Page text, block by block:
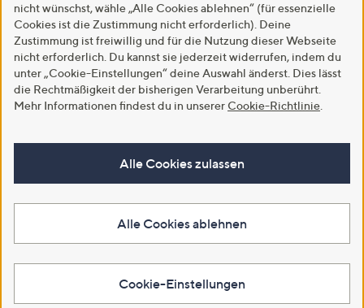
nicht wünschst, wähle „Alle Cookies ablehnen“ (für essenzielle
Cookies ist die Zustimmung nicht erforderlich). Deine
Zustimmung ist freiwillig und für die Nutzung dieser Webseite
nicht erforderlich. Du kannst sie jederzeit widerrufen, indem du
unter „Cookie-Einstellungen“ deine Auswahl änderst. Dies lässt
die Rechtmäßigkeit der bisherigen Verarbeitung unberührt.
Mehr Informationen findest du in unserer Cookie-Richtlinie
Alle Cookies zulassen
Alle Cookies ablehnen
Cookie-Einstellungen